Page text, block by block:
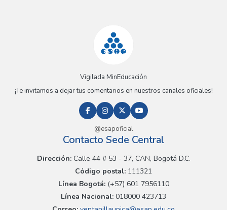
Vigilada MinEducación
¡Te invitamos a dejar tus comentarios en nuestros canales oficiales!
@esapoficial
Contacto Sede Central
Dirección:Calle 44 # 53 - 37, CAN, Bogotá D.C.
Código postal: 111321
Línea Bogotá:(+57) 601 7956110
Línea Nacional: 018000 423713